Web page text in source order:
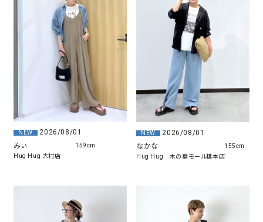
NEW
2026/08/01
みぃ
Hug Hug 大村店
159cm
NEW
2026/08/01
なかな
Hug Hug 木の葉モール橋本店
155cm